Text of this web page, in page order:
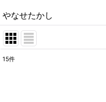
やなせたかし
15件